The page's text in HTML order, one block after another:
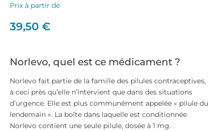
Prix à partir de
39,50 €
Norlevo, quel est ce médicament ?
Norlevo fait partie de la famille des pilules contraceptives,
à ceci près qu’elle n’intervient que dans des situations
d’urgence. Elle est plus communément appelée « pilule du
lendemain ». La boîte dans laquelle est conditionnée
Norlevo contient une seule pilule, dosée à 1 mg.